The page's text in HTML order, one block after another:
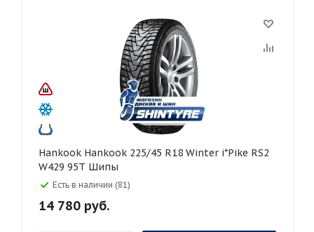
Hankook Hankook 225/45 R18 Winter i*Pike RS2
W429 95T Шипы
Есть в наличии (81)
14 780 руб.